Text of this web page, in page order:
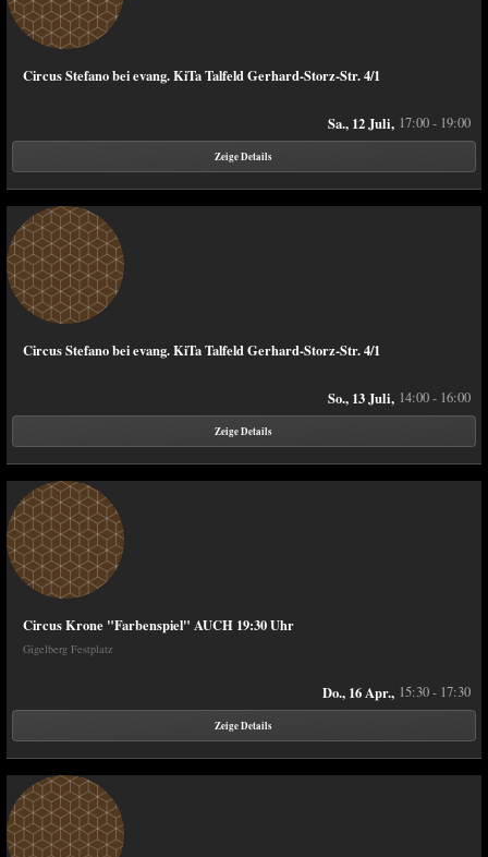
Circus Stefano bei evang. KiTa Talfeld Gerhard-Storz-Str. 4/1
Sa., 12 Juli, 17:00 - 19:00
Zeige Details
Circus Stefano bei evang. KiTa Talfeld Gerhard-Storz-Str. 4/1
So., 13 Juli, 14:00 - 16:00
Zeige Details
Circus Krone "Farbenspiel" AUCH 19:30 Uhr
Gigelberg Festplatz
Do., 16 Apr., 15:30 - 17:30
Zeige Details